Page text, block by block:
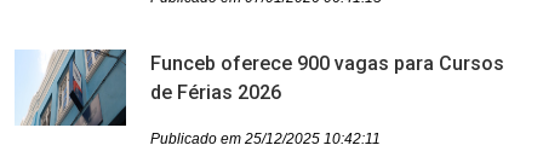
Funceb oferece 900 vagas para Cursos
de Férias 2026
Publicado em 25/12/2025 10:42:11